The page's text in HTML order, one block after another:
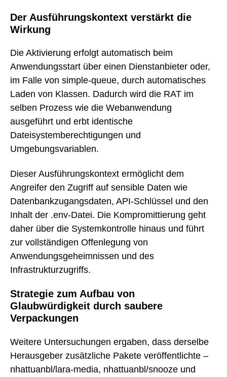
Der Ausführungskontext verstärkt die
Wirkung
Die Aktivierung erfolgt automatisch beim
Anwendungsstart über einen Dienstanbieter oder,
im Falle von simple-queue, durch automatisches
Laden von Klassen. Dadurch wird die RAT im
selben Prozess wie die Webanwendung
ausgeführt und erbt identische
Dateisystemberechtigungen und
Umgebungsvariablen.
Dieser Ausführungskontext ermöglicht dem
Angreifer den Zugriff auf sensible Daten wie
Datenbankzugangsdaten, API-Schlüssel und den
Inhalt der .env-Datei. Die Kompromittierung geht
daher über die Systemkontrolle hinaus und führt
zur vollständigen Offenlegung von
Anwendungsgeheimnissen und des
Infrastrukturzugriffs.
Strategie zum Aufbau von
Glaubwürdigkeit durch saubere
Verpackungen
Weitere Untersuchungen ergaben, dass derselbe
Herausgeber zusätzliche Pakete veröffentlichte –
nhattuanbl/lara-media, nhattuanbl/snooze und